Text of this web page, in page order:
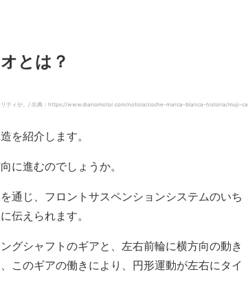
とは？
ナリティが。/ 出典：https://www.diariomotor.com/noticia/coche-marca-blanca-historia/muji-ca
を紹介します。
に進むのでしょうか。
通じ、フロントサスペンションシステムのいち
伝えられます。
グシャフトのギアと、左右前輪に横方向の動き
このギアの働きにより、円形運動が左右にタイ